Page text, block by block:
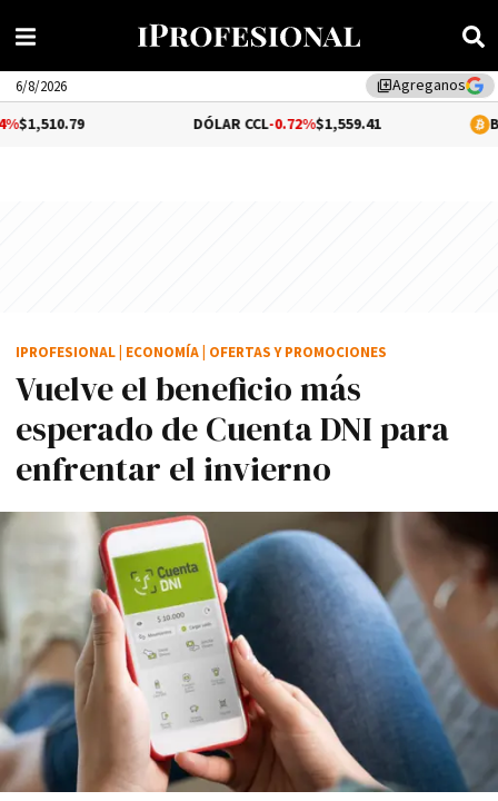
library_addAgreganos
6/8/2026
-0.72%$1,559.41 -
Vuelve el beneficio más
esperado de Cuenta DNI para
enfrentar el invierno
IPROFESIONAL ECONOMÍA OFERTAS Y PROMOCIONES